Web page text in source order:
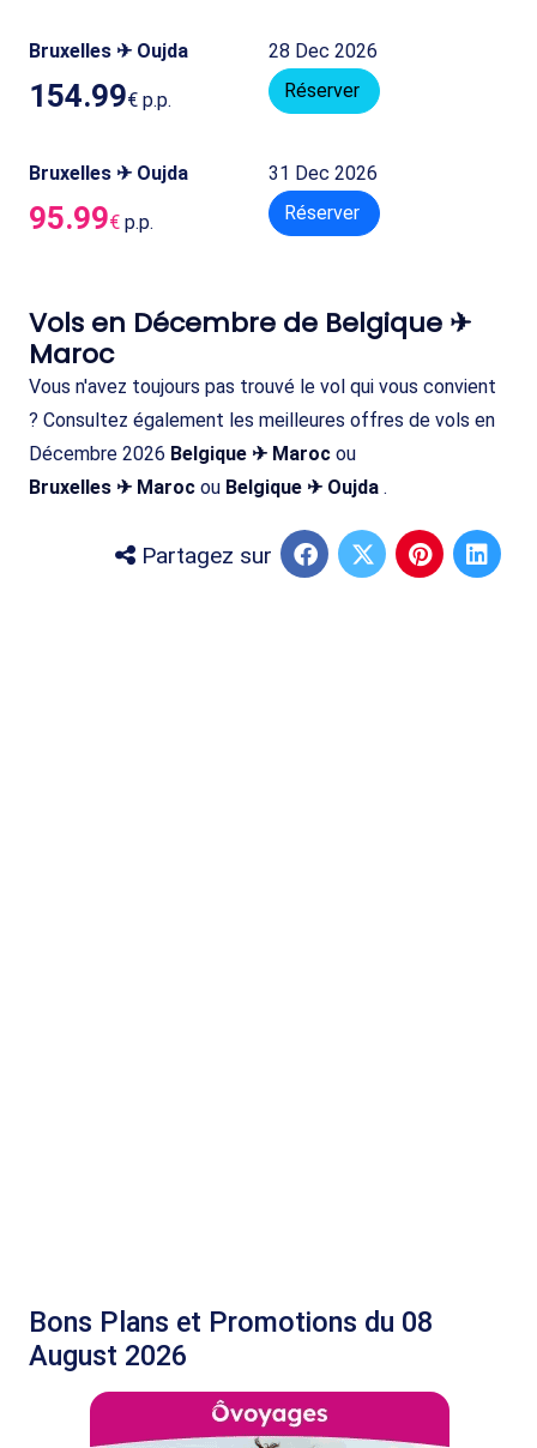
Bruxelles ✈ Oujda 28 Dec 2026
154.99€ p.p. Réserver
Bruxelles ✈ Oujda 31 Dec 2026
95.99€ p.p. Réserver
Vols en Décembre de Belgique ✈
Maroc
Vous n'avez toujours pas trouvé le vol qui vous convient
? Consultez également les meilleures offres de vols en
Décembre 2026 Belgique ✈ Maroc ou
Bruxelles ✈ Maroc ou Belgique ✈ Oujda .
Partagez sur
Bons Plans et Promotions du 08
August 2026